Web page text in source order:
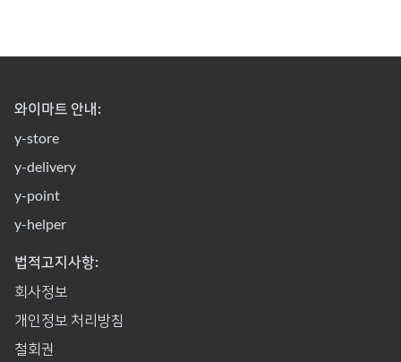
와이마트 안내:
y-store
y-delivery
y-point
y-helper
법적고지사항:
회사정보
개인정보 처리방침
철회권